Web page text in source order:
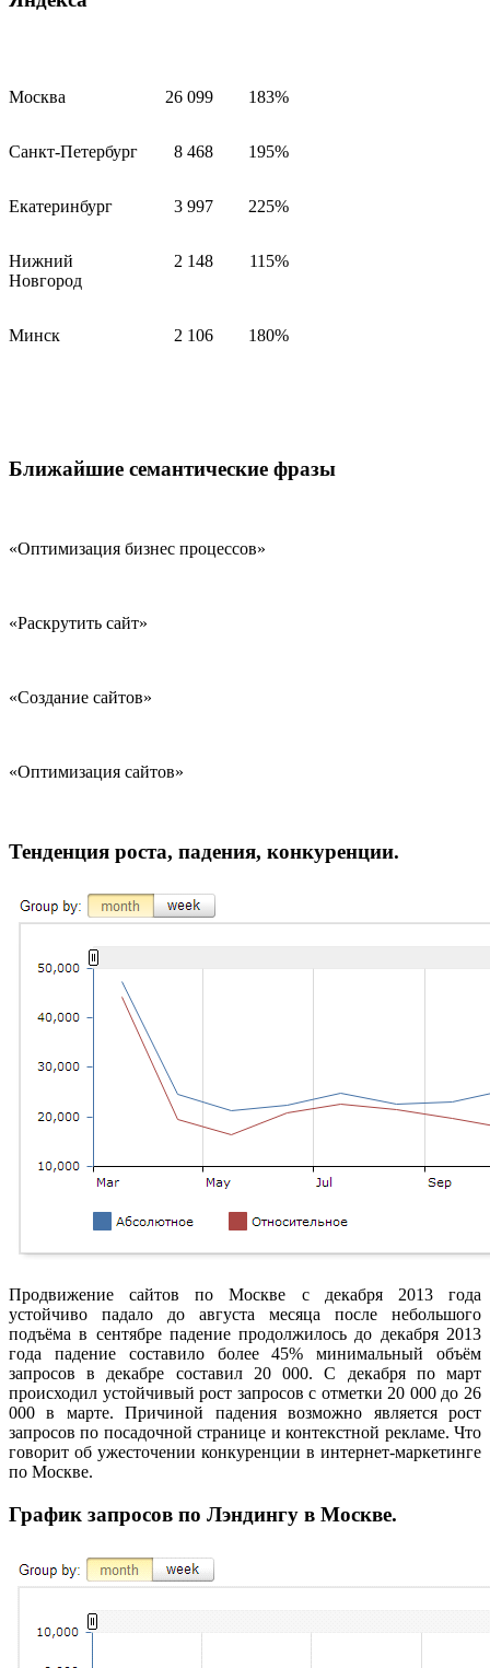
Москва 26 099 183%
Санкт-Петербург 8 468 195%
Екатеринбург 3 997 225%
Нижний
Новгород
2 148 115%
Минск 2 106 180%
Ближайшие семантические фразы
«Оптимизация бизнес процессов»
«Раскрутить сайт»
«Создание сайтов»
«Оптимизация сайтов»
Тенденция роста, падения, конкуренции.
Продвижение сайтов по Москве с декабря 2013 года
устойчиво падало до августа месяца после небольшого
подъёма в сентябре падение продолжилось до декабря 2013
года падение составило более 45% минимальный объём
запросов в декабре составил 20 000. С декабря по март
происходил устойчивый рост запросов с отметки 20 000 до 26
000 в марте. Причиной падения возможно является рост
запросов по посадочной странице и контекстной рекламе. Что
говорит об ужесточении конкуренции в интернет-маркетинге
по Москве.
График запросов по Лэндингу в Москве.